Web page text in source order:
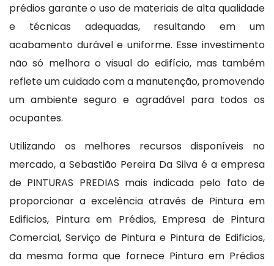
prédios garante o uso de materiais de alta qualidade
e técnicas adequadas, resultando em um
acabamento durável e uniforme. Esse investimento
não só melhora o visual do edifício, mas também
reflete um cuidado com a manutenção, promovendo
um ambiente seguro e agradável para todos os
ocupantes.
Utilizando os melhores recursos disponíveis no
mercado, a Sebastião Pereira Da Silva é a empresa
de PINTURAS PREDIAS mais indicada pelo fato de
proporcionar a excelência através de Pintura em
Edificios, Pintura em Prédios, Empresa de Pintura
Comercial, Serviço de Pintura e Pintura de Edificios,
da mesma forma que fornece Pintura em Prédios